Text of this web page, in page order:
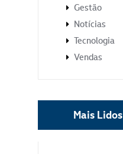
Gestão
Notícias
Tecnologia
Vendas
Mais Lidos